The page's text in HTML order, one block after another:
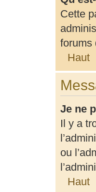
Cette
forums
Haut
Je ne
Il y a
ou
Haut